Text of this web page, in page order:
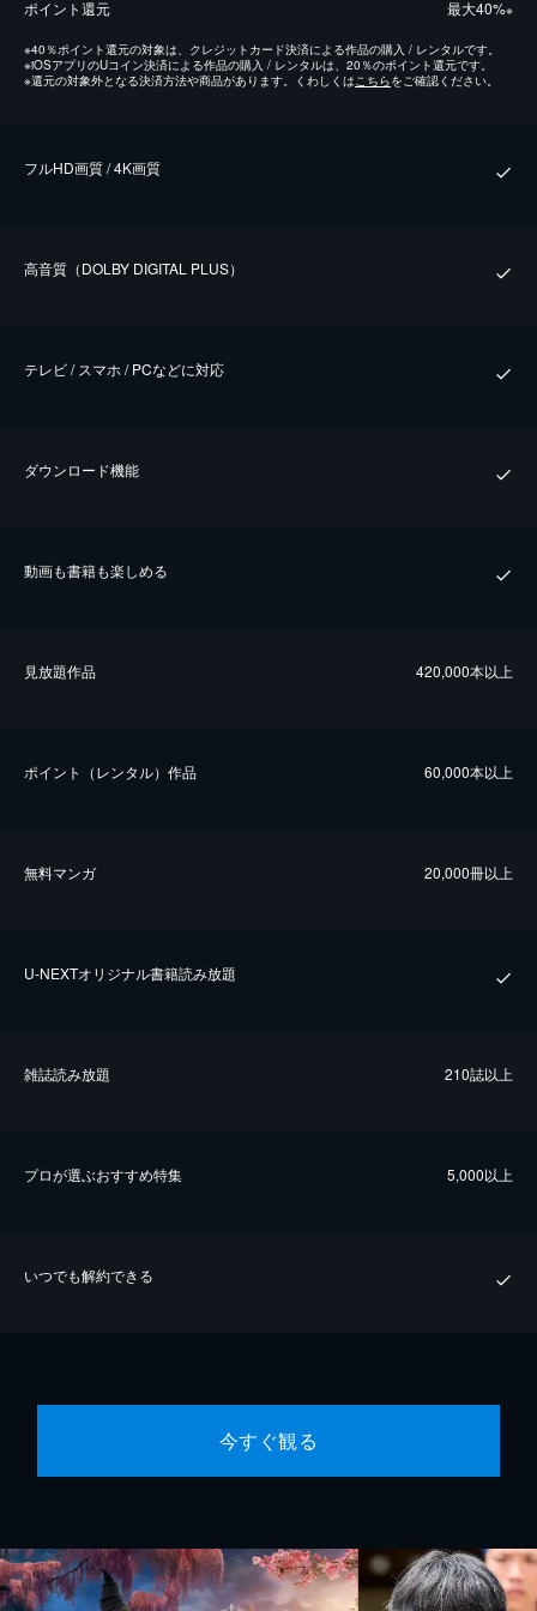
ポイント還元 最⼤40%※
※40％ポイント還元の対象は、クレジットカード決済による作品の購入 / レンタルです。
※iOSアプリのUコイン決済による作品の購入 / レンタルは、20％のポイント還元です。
※還元の対象外となる決済方法や商品があります。くわしくは こちらをご確認ください。
フルHD画質 / 4K画質
⾼⾳質（DOLBY DIGITAL PLUS）
テレビ / スマホ / PCなどに対応
ダウンロード機能
動画も書籍も楽しめる
⾒放題作品 420,000本以上
ポイント（レンタル）作品 60,000本以上
無料マンガ 20,000冊以上
U-NEXTオリジナル書籍読み放題
雑誌読み放題 210誌以上
プロが選ぶおすすめ特集 5,000以上
いつでも解約できる
今すぐ観る